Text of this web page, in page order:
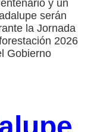
y un
serán
la Jornada
2026
Gobierno